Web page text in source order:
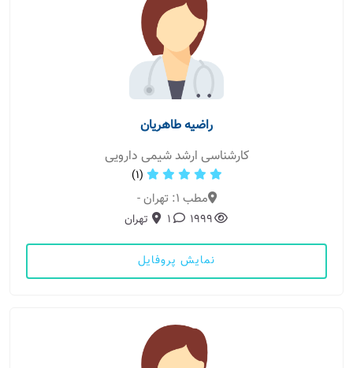
راضیه طاهریان
کارشناسی ارشد شیمی دارویی
(1)
مطب 1: تهران -
1999
1 تهران
نمایش پروفایل